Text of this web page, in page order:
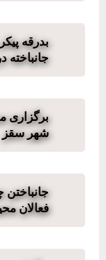
بدرقه
جانباخته
شهر سقز
جانباختن
فعالان